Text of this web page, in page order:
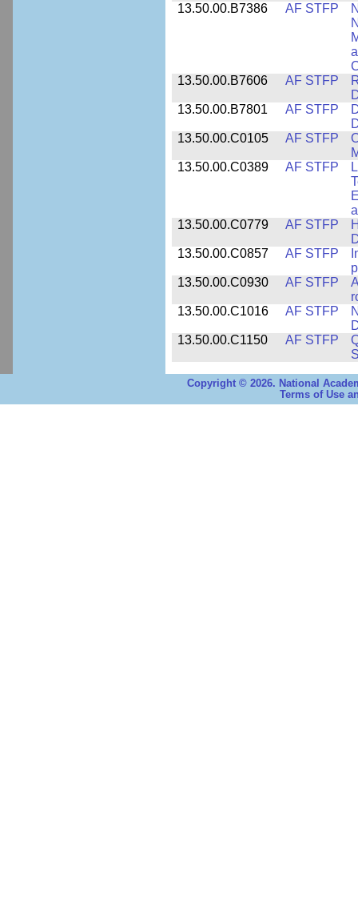
13.50.00.B7386 AF STFP
13.50.00.B7606
AF STFP
13.50.00.B7801
AF STFP
13.50.00.C0105
AF STFP
13.50.00.C0389
AF STFP
13.50.00.C0779
AF STFP
13.50.00.C0857
AF STFP
13.50.00.C0930
AF STFP
13.50.00.C1016
AF STFP
13.50.00.C1150
AF STFP
Copyright © 2026. National
Terms of Use